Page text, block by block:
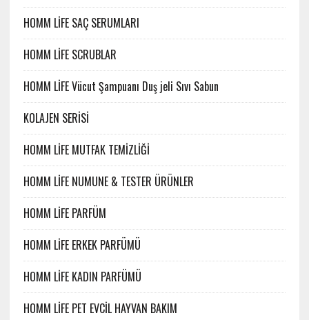
HOMM LİFE SAÇ SERUMLARI
HOMM LİFE SCRUBLAR
HOMM LİFE Vücut Şampuanı Duş jeli Sıvı Sabun
KOLAJEN SERİSİ
HOMM LİFE MUTFAK TEMİZLİĞİ
HOMM LİFE NUMUNE & TESTER ÜRÜNLER
HOMM LİFE PARFÜM
HOMM LİFE ERKEK PARFÜMÜ
HOMM LİFE KADIN PARFÜMÜ
HOMM LİFE PET EVCİL HAYVAN BAKIM